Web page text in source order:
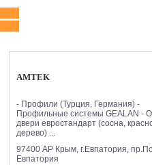
AMTEK
- Профили (Турция, Германия) -
Профильные системы GEALAN -
двери евростандарт (сосна,
дерево) ...
97400 АР Крым, г.Евпатория,
Евпатория